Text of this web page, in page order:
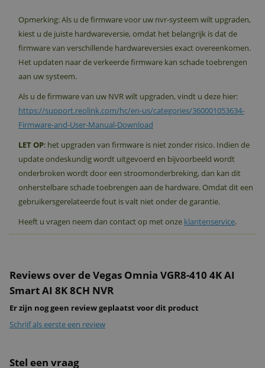
Opmerking: Als u de firmware voor uw nvr-systeem wilt upgraden,
kiest u de juiste hardwareversie, omdat het belangrijk is dat de
firmware van verschillende hardwareversies exact overeenkomen.
Het updaten naar de verkeerde firmware kan schade toebrengen
aan uw systeem.
Als u de firmware van uw NVR wilt upgraden, vindt u deze hier:
https://support.reolink.com/hc/en-us/categories/360001053634-
Firmware-and-User-Manual-Download
LET OP: het upgraden van firmware is niet zonder risico. Indien de
update ondeskundig wordt uitgevoerd en bijvoorbeeld wordt
onderbroken wordt door een stroomonderbreking, dan kan dit
onherstelbare schade toebrengen aan de hardware. Omdat dit een
gebruikersgerelateerde fout is valt niet onder de garantie.
Heeft u vragen neem dan contact op met onze klantenservice.
Reviews over de Vegas Omnia VGR8-410 4K AI
Smart AI 8K 8CH NVR
Er zijn nog geen review geplaatst voor dit product
Schrijf als eerste een review
Stel een vraag